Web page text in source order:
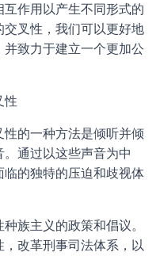
作用以产生不同形式的
叉性，我们可以更好地
致力于建立一个更加公
性
的一种方法是倾听并倾
通过以这些声音为中
的独特的压迫和歧视体
族主义的政策和倡议。
改革刑事司法体系，以